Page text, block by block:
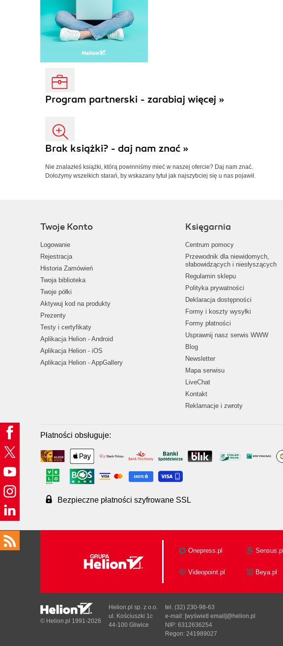
Program partnerski - zarabiaj więcej »
Brak książki? - daj nam znać »
Nie znalazłeś książki, którą powinniśmy mieć w naszej ofercie? Daj nam znać.
Dołożymy wszelkich starań, by wskazany tytuł jak najszybciej się u nas pojawił.
Twoje Konto
Logowanie
Rejestracja
Historia Zamówień
Twoja biblioteka
Twoje półki
Aktywuj kod na produkty
Prezenty
Testy i certyfikaty
Aplikacja Helion - Android
Aplikacja Helion - iOS
Aplikacja Helion - AppGallery
Księgarnia
Centrum pomocy
Przewodnik dla niewidomych,
słabowidzących i niesłyszących
Regulamin sklepu
Polityka prywatności
Deklaracja dostępności
Formy i koszty wysyłki
Formy płatności
Usprawnij nasz serwis WWW
Blog
Newsletter
Mapa serwisu
LiveChat
Kontakt
Reklamacje i zwroty
Płatności obsługuje:
Bezpieczne płatności szyfrowane SSL
Onepress.pl Sensus.pl
Videopoint.pl Beya.pl
© Helion.pl 1991-2026
Helion.pl sp. z o.o.
ul. Kościuszki 1c
44-100 Gliwice
tel. (32) 230-98-63
e-mail: [wyświetl email]@helion.pl
NIP: 6312636254
Regon: 241989027